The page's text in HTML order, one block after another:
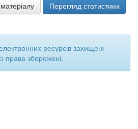
Перегляд статистики
ресурсів захищені
права збережені.